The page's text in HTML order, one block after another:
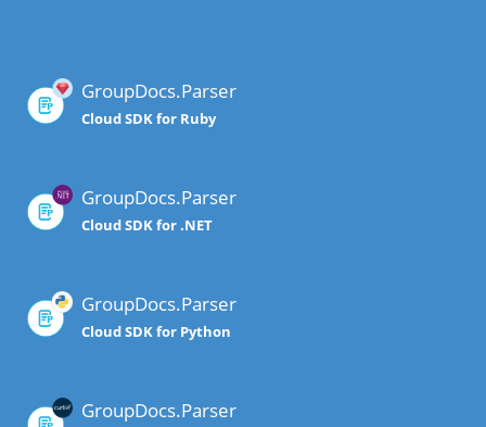
GroupDocs.Parser
Cloud SDK for Ruby
GroupDocs.Parser
Cloud SDK for .NET
GroupDocs.Parser
Cloud SDK for Python
GroupDocs.Parser